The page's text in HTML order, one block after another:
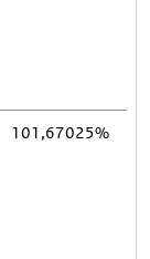
101,67025%